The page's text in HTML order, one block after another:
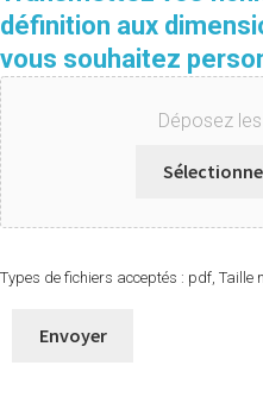
définition aux
vous souhaitez
Déposez
Types de fichiers acceptés : pdf, Taille
Envoyer